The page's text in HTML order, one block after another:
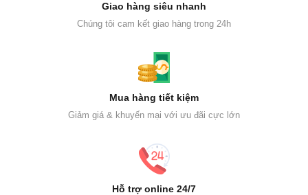
Giao hàng siêu nhanh
Chúng tôi cam kết giao hàng trong 24h
Mua hàng tiết kiệm
Giảm giá & khuyến mại với ưu đãi cực lớn
Hỗ trợ online 24/7